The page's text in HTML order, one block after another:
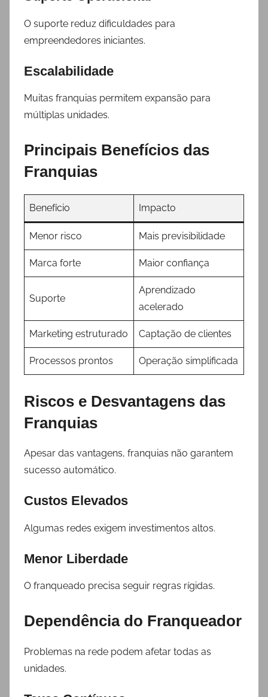
O suporte reduz dificuldades para
empreendedores iniciantes.
Escalabilidade
Muitas franquias permitem expansão para
múltiplas unidades.
Principais Benefícios das
Franquias
Benefício Impacto
Menor risco Mais previsibilidade
Marca forte Maior confiança
Suporte
Aprendizado
acelerado
Marketing estruturado Captação de clientes
Processos prontos Operação simplificada
Riscos e Desvantagens das
Franquias
Apesar das vantagens, franquias não garantem
sucesso automático.
Custos Elevados
Algumas redes exigem investimentos altos.
Menor Liberdade
O franqueado precisa seguir regras rígidas.
Dependência do Franqueador
Problemas na rede podem afetar todas as
unidades.